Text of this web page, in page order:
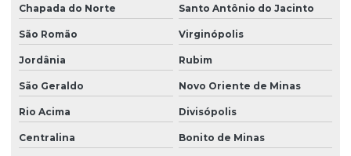
Chapada do Norte Santo Antônio do Jacinto
São Romão Virginópolis
Jordânia Rubim
São Geraldo Novo Oriente de Minas
Rio Acima Divisópolis
Centralina Bonito de Minas